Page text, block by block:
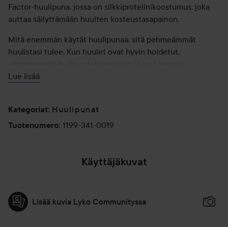
Factor-huulipuna, jossa on silkkiproteiinikoostumus, joka
auttaa säilyttämään huulten kosteustasapainon.
Mitä enemmän käytät huulipunaa, sitä pehmeämmät
huulistasi tulee. Kun huulet ovat hyvin hoidetut,
näyttävän lopputuloksen.
Lue lisää
Kategoriat: Huulipunat
Tuotenumero: 1199-341-0019
Käyttäjäkuvat
Lisää kuvia Lyko Communityssa